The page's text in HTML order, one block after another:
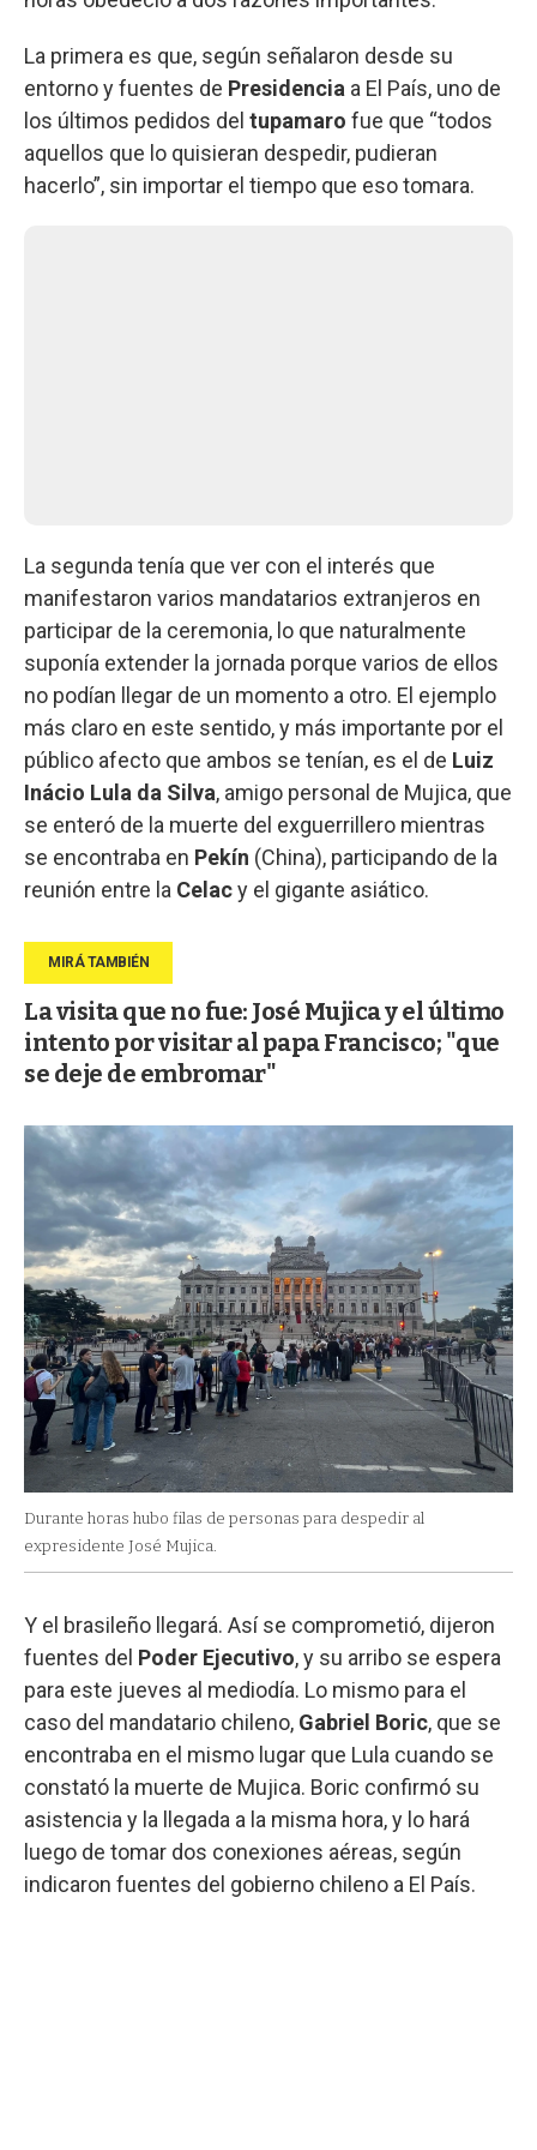
La primera es que, según señalaron desde su
entorno y fuentes de Presidencia a El País, uno de
los últimos pedidos del tupamaro fue que “todos
aquellos que lo quisieran despedir, pudieran
hacerlo”, sin importar el tiempo que eso tomara.
La segunda tenía que ver con el interés que
manifestaron varios mandatarios extranjeros en
participar de la ceremonia, lo que naturalmente
suponía extender la jornada porque varios de ellos
no podían llegar de un momento a otro. El ejemplo
más claro en este sentido, y más importante por el
público afecto que ambos se tenían, es el de Luiz
Inácio Lula da Silva, amigo personal de Mujica, que
se enteró de la muerte del exguerrillero mientras
se encontraba en Pekín (China), participando de la
reunión entre la Celacy el gigante asiático.
La visita que no fue: José Mujica y el último
intento por visitar al papa Francisco; "que
se deje de embromar"
Durante horas hubo filas de personas para despedir al
expresidente José Mujica.
Y el brasileño llegará. Así se comprometió, dijeron
fuentes del Poder Ejecutivo, y su arribo se espera
para este jueves al mediodía. Lo mismo para el
caso del mandatario chileno, Gabriel Boric, que se
encontraba en el mismo lugar que Lula cuando se
constató la muerte de Mujica. Boric confirmó su
asistencia y la llegada a la misma hora, y lo hará
luego de tomar dos conexiones aéreas, según
indicaron fuentes del gobierno chileno a El País.